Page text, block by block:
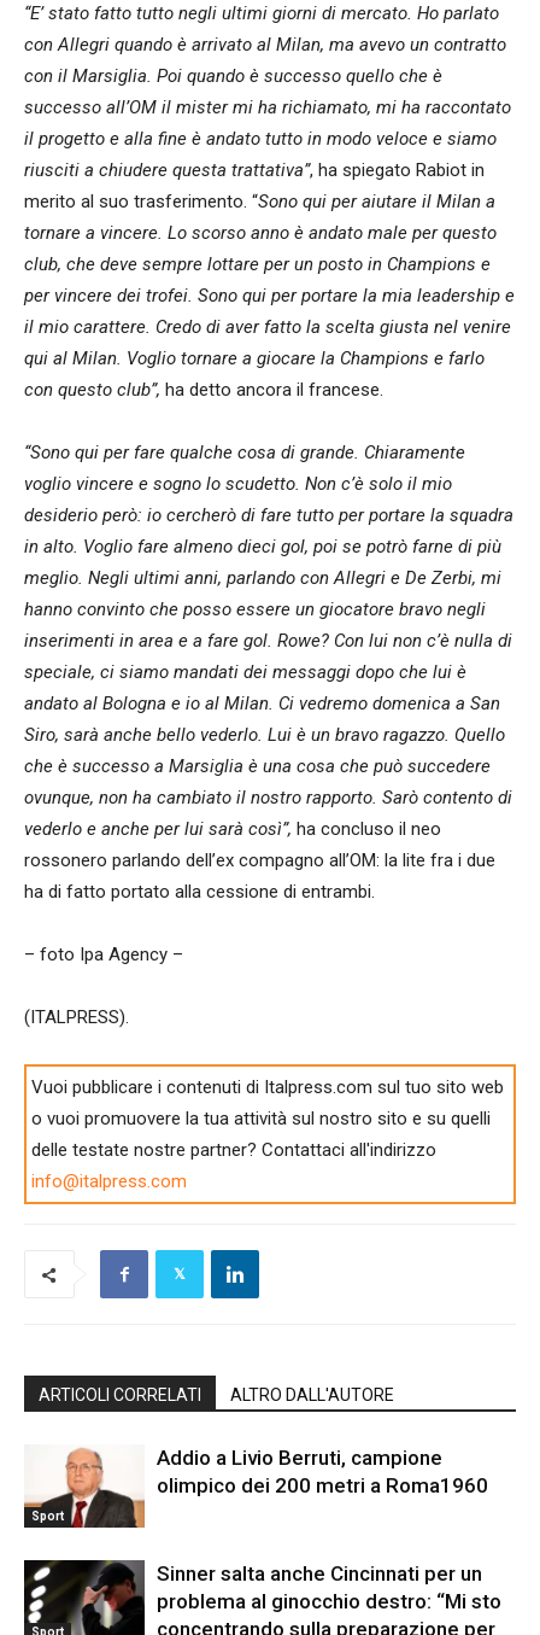
“E’ stato fatto tutto negli ultimi giorni di mercato. Ho parlato
con Allegri quando è arrivato al Milan, ma avevo un contratto
con il Marsiglia. Poi quando è successo quello che è
successo all’OM il mister mi ha richiamato, mi ha raccontato
il progetto e alla fine è andato tutto in modo veloce e siamo
riusciti a chiudere questa trattativa”, ha spiegato Rabiot in
merito al suo trasferimento. “Sono qui per aiutare il Milan a
tornare a vincere. Lo scorso anno è andato male per questo
club, che deve sempre lottare per un posto in Champions e
per vincere dei trofei. Sono qui per portare la mia leadership e
il mio carattere. Credo di aver fatto la scelta giusta nel venire
qui al Milan. Voglio tornare a giocare la Champions e farlo
con questo club”, ha detto ancora il francese.
“Sono qui per fare qualche cosa di grande. Chiaramente
voglio vincere e sogno lo scudetto. Non c’è solo il mio
desiderio però: io cercherò di fare tutto per portare la squadra
in alto. Voglio fare almeno dieci gol, poi se potrò farne di più
meglio. Negli ultimi anni, parlando con Allegri e De Zerbi, mi
hanno convinto che posso essere un giocatore bravo negli
inserimenti in area e a fare gol. Rowe? Con lui non c’è nulla di
speciale, ci siamo mandati dei messaggi dopo che lui è
andato al Bologna e io al Milan. Ci vedremo domenica a San
Siro, sarà anche bello vederlo. Lui è un bravo ragazzo. Quello
che è successo a Marsiglia è una cosa che può succedere
ovunque, non ha cambiato il nostro rapporto. Sarò contento di
vederlo e anche per lui sarà così”, ha concluso il neo
rossonero parlando dell’ex compagno all’OM: la lite fra i due
ha di fatto portato alla cessione di entrambi.
– foto Ipa Agency –
(ITALPRESS).
Vuoi pubblicare i contenuti di Italpress.com sul tuo sito web
o vuoi promuovere la tua attività sul nostro sito e su quelli
delle testate nostre partner? Contattaci all'indirizzo
info@italpress.com
ARTICOLI CORRELATI ALTRO DALL'AUTORE
Sport
Addio a Livio Berruti, campione
olimpico dei 200 metri a Roma1960
Sport
Sinner salta anche Cincinnati per un
problema al ginocchio destro: “Mi sto
concentrando sulla preparazione per